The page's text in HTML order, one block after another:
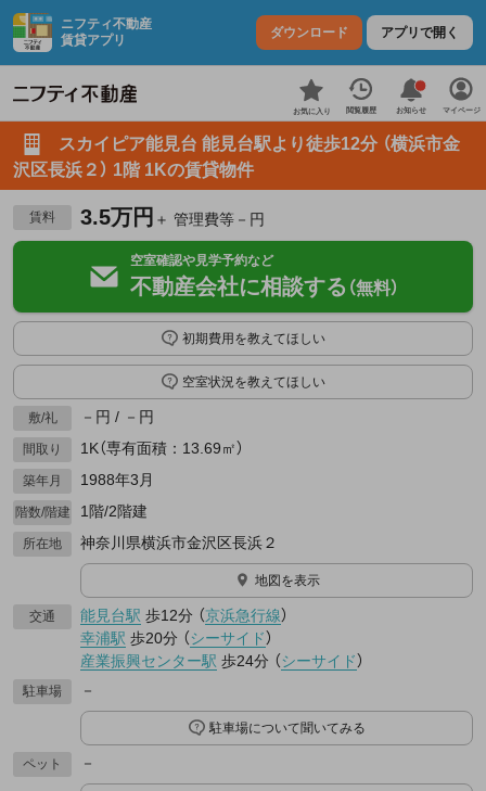
ニフティ不動産
賃貸アプリ
ダウンロード アプリで開く
お気に入り 閲覧履歴 お知らせ マイページ
スカイピア能見台 能見台駅より徒歩12分 （横浜市金
沢区長浜２） 1階 1Kの賃貸物件
賃料 3.5万円 ＋ 管理費等－円
空室確認や見学予約など
不動産会社に相談する （無料）
初期費用を教えてほしい
空室状況を教えてほしい
敷/礼 －円 / －円
間取り 1K（専有面積：13.69㎡）
築年月 1988年3月
階数/階建 1階/2階建
所在地 神奈川県横浜市金沢区長浜２
地図を表示
交通 能見台駅 歩12分 （京浜急行線）
幸浦駅 歩20分 （シーサイド）
産業振興センター駅 歩24分 （シーサイド）
駐車場 －
駐車場について聞いてみる
ペット －